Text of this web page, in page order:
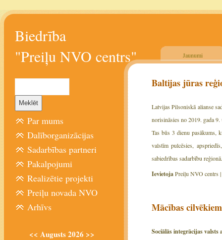
Biedrība
"Preiļu NVO centrs"
Jaunumi
Baltijas jūras
Latvijas Pilsoniskā alianse
norisināsies no 2019. gada
Tas būs 3 dienu pasākums,
valstīm pulcēsies,
sabiedrības sadarbību reģionā.
IevietojaPreiļu NVO centrs |
Mācības
Sociālās integrācijas
Par mums
Dalīborganizācijas
Sadarbības partneri
Pakalpojumi
Realizētie projekti
Preiļu novada NVO
Arhīvs
<< Augusts 2026 >>